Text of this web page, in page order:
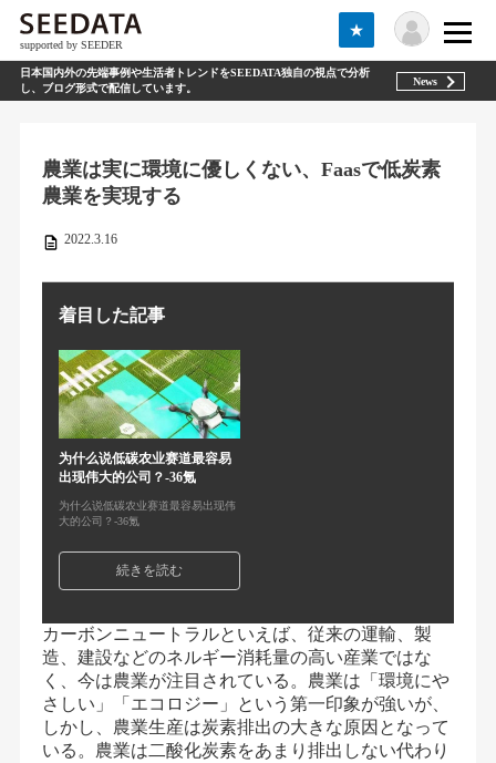
supported by SEEDER
★
日本国内外の先端事例や生活者トレンドをSEEDATA独自の視点で分析
し、ブログ形式で配信しています。
News
農業は実に環境に優しくない、Faasで低炭素
農業を実現する
2022.3.16
着目した記事
为什么说低碳农业赛道最容易
出现伟大的公司？-36氪
为什么说低碳农业赛道最容易出现伟
大的公司？-36氪
続きを読む
カーボンニュートラルといえば、従来の運輸、製
造、建設などのネルギー消耗量の高い産業ではな
く、今は農業が注目されている。農業は「環境にや
さしい」「エコロジー」という第一印象が強いが、
しかし、農業生産は炭素排出の大きな原因となって
いる。農業は二酸化炭素をあまり排出しない代わり